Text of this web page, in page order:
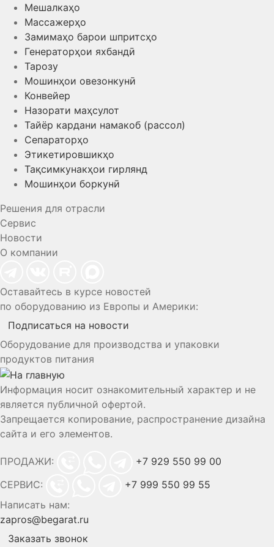
Мешалкаҳо
Массажерҳо
Замимаҳо барои шпритсҳо
Генераторҳои яхбандӣ
Тарозу
Мошинҳои овезонкунӣ
Конвейер
Назорати маҳсулот
Тайёр кардани намакоб (рассол)
Сепараторҳо
Этикетировшикҳо
Тақсимкунакҳои гирлянд
Мошинҳои боркунӣ
Решения для отрасли
Сервис
Новости
О компании
Оставайтесь в курсе новостей
по оборудованию из Европы и Америки:
Подписаться на новости
Оборудование для производства и упаковки
продуктов питания
Информация носит ознакомительный характер и не
является публичной офертой.
Запрещается копирование, распространение дизайна
сайта и его элементов.
ПРОДАЖИ:
+7 929 550 99 00
СЕРВИС:
+7 999 550 99 55
Написать нам:
zapros@begarat.ru
Заказать звонок